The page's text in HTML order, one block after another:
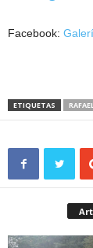
Facebook:
ETIQUETAS